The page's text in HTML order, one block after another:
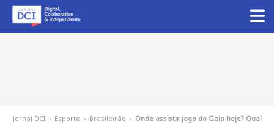
Jornal DCI › Esporte › Brasileirão › Onde assistir jogo do Galo hoje? Qual